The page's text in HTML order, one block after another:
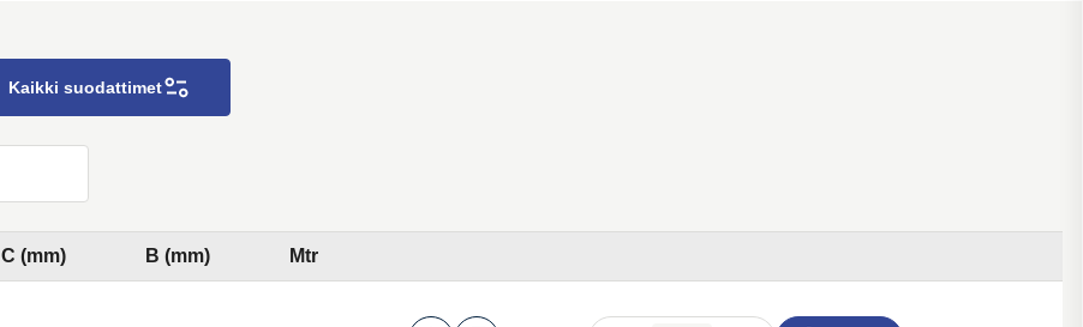
Kaikki suodattimet
C (mm) B (mm) Mtr